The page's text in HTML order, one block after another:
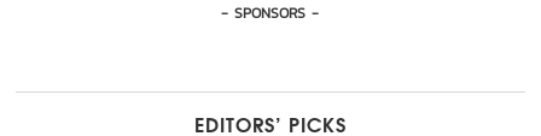
- SPONSORS -
EDITORS’ PICKS